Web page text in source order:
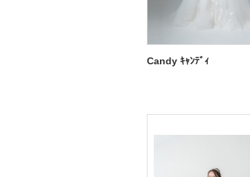
Candy ｷｬﾝﾃﾞｨ